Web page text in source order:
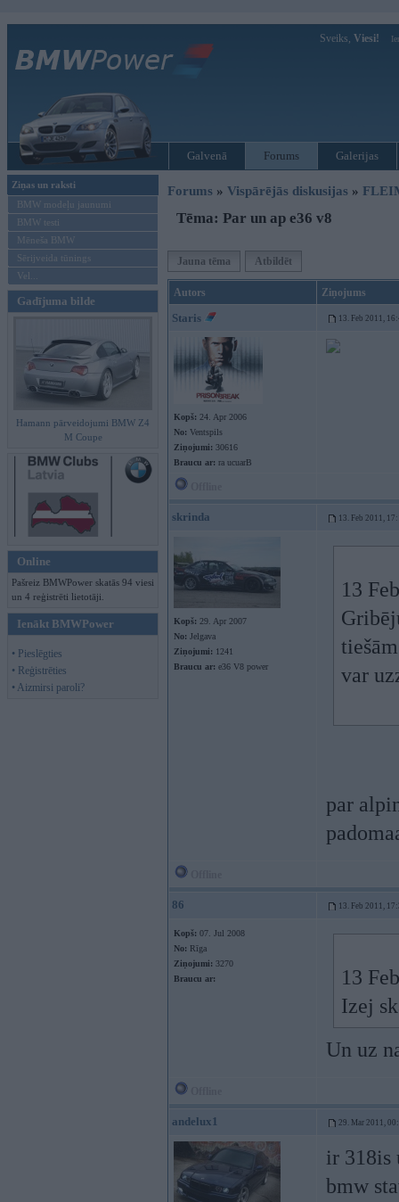
Sveiks, Viesi!
Galvenā Forums Galerijas
Ziņas un raksti
BMW modeļu jaunumi
BMW testi
Mēneša BMW
Sērijveida tūnings
Vel...
Gadījuma bilde
Hamann pārveidojumi BMW Z4
M Coupe
Online
Pašreiz BMWPower skatās 94 viesi
un 4 reģistrēti lietotāji.
Ienākt BMWPower
• Pieslēgties
• Reģistrēties
• Aizmirsi paroli?
Forums » Vispārējās diskusijas »
Tēma: Par un ap e36 v8
Jauna tēma Atbildēt
Autors Ziņojums
Staris 13. Feb 2011,
Kopš: 24. Apr 2006
No: Ventspils
Ziņojumi: 30616
Braucu ar: ra ucuarB
skrinda 13. Feb 2011,
Kopš: 29. Apr 2007
No: Jelgava
Ziņojumi: 1241
Braucu ar: e36 V8 power
13
var
par
86 13. Feb 2011,
Kopš: 07. Jul 2008
No: Rīga
Ziņojumi: 3270
Braucu ar:
13
Izej
Un uz
andelux1 29. Mar 2011,
ir 318is
bmw